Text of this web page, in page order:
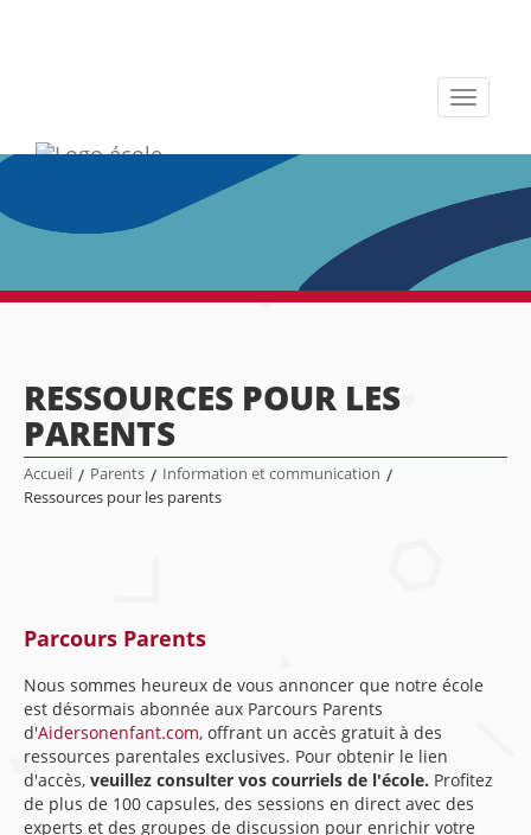
Toggle
RESSOURCES POUR LES
PARENTS
Accueil / Parents / Information et communication /
Ressources pour les parents
Parcours Parents
Nous sommes heureux de vous annoncer que notre école
est désormais abonnée aux Parcours Parents
d'Aidersonenfant.com, offrant un accès gratuit à des
ressources parentales exclusives. Pour obtenir le lien
d'accès, veuillez consulter vos courriels de l'école. Profitez
de plus de 100 capsules, des sessions en direct avec des
experts et des groupes de discussion pour enrichir votre